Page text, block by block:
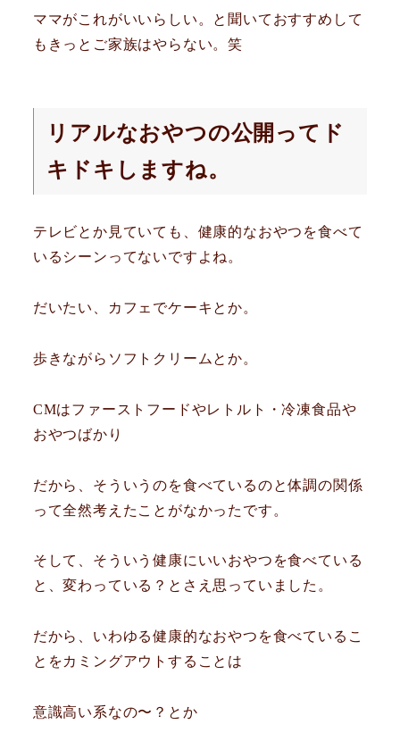
ママがこれがいいらしい。と聞いておすすめして
もきっとご家族はやらない。笑
リアルなおやつの公開ってド
キドキしますね。
テレビとか見ていても、健康的なおやつを食べて
いるシーンってないですよね。
だいたい、カフェでケーキとか。
歩きながらソフトクリームとか。
CMはファーストフードやレトルト・冷凍食品や
おやつばかり
だから、そういうのを食べているのと体調の関係
って全然考えたことがなかったです。
そして、そういう健康にいいおやつを食べている
と、変わっている？とさえ思っていました。
だから、いわゆる健康的なおやつを食べているこ
とをカミングアウトすることは
意識高い系なの〜？とか